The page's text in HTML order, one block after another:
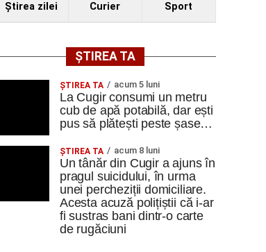
Ştirea zilei Curier Sport
ȘTIREA TA
ȘTIREA TA acum 5 luni
La Cugir consumi un metru
cub de apă potabilă, dar ești
pus să plătești peste șase…
ȘTIREA TA acum 8 luni
Un tânăr din Cugir a ajuns în
pragul suicidului, în urma
unei percheziții domiciliare.
Acesta acuză polițiștii că i-ar
fi sustras bani dintr-o carte
de rugăciuni